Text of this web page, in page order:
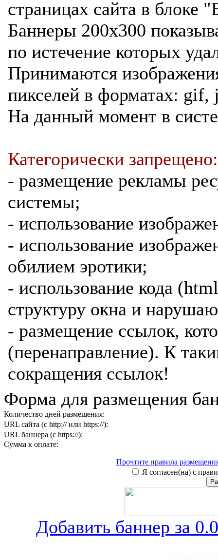
страницах сайта в блоке
Баннеры 200x300
по истечение которых
Принимаются
пикселей в форматах: gif,
На данный момент в
Категорически запрещено:
- размещение рекламы
системы;
- использование
- использование
обилием эротики;
- использование кода
структуру окна и
- размещение ссылок,
(перенаправление). К
сокращения ссылок!
Форма для размещения
Количество дней размещения:
URL сайта (с http:// или https://):
URL баннера (с https://):
Сумма к оплате:
Прочтите правила
Я согласен(на) с
Добавить баннер за